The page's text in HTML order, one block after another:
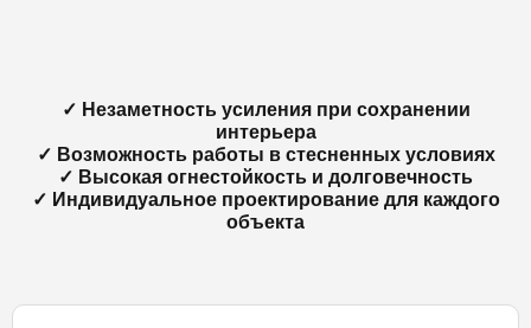
✓ Незаметность усиления при сохранении
интерьера
✓ Возможность работы в стесненных условиях
✓ Высокая огнестойкость и долговечность
✓ Индивидуальное проектирование для каждого
объекта